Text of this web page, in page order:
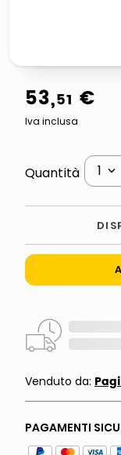
53,51 €
Iva inclusa
Quantità 1
Venduto da:
PAGAMENTI